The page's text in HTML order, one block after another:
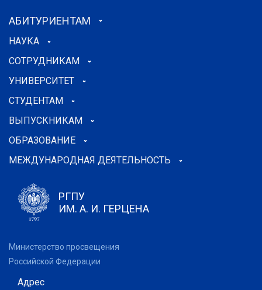
АБИТУРИЕНТАМ
НАУКА
СОТРУДНИКАМ
УНИВЕРСИТЕТ
СТУДЕНТАМ
ВЫПУСКНИКАМ
ОБРАЗОВАНИЕ
МЕЖДУНАРОДНАЯ ДЕЯТЕЛЬНОСТЬ
РГПУ
ИМ. А. И. ГЕРЦЕНА
Министерство просвещения
Российской Федерации
Адрес